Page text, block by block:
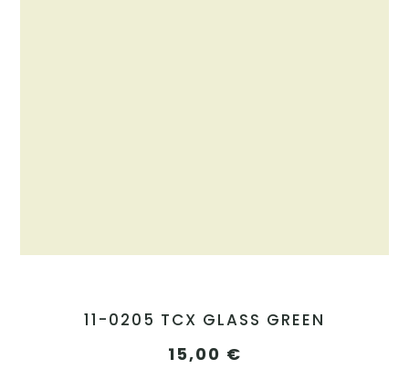
11-0205 TCX GLASS GREEN
15,00 €